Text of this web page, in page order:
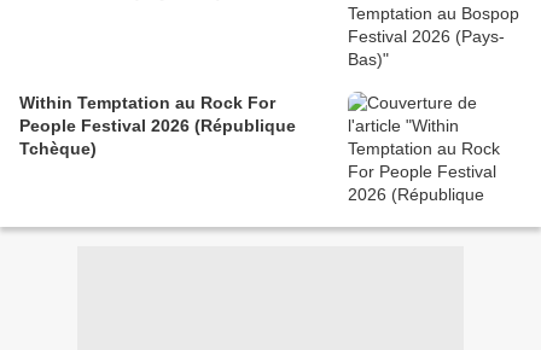
Within Temptation au Rock For
People Festival 2026 (République
Tchèque)